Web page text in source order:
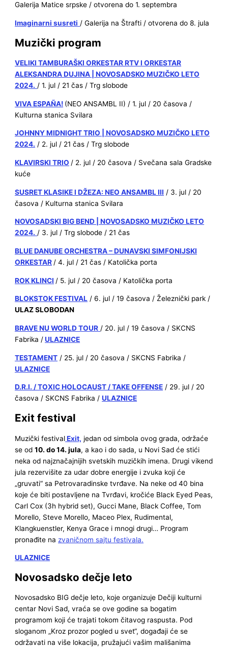
Galerija Matice srpske / otvorena do 1. septembra
Imaginarni susreti / Galerija na Štrafti / otvorena do 8. jula
Muzički program
VELIKI TAMBURAŠKI ORKESTAR RTV I ORKESTAR
ALEKSANDRA DUJINA | NOVOSADSKO MUZIČKO LETO
2024. / 1. jul / 21 čas / Trg slobode
VIVA ESPAÑA! (NEO ANSAMBL II) / 1. jul / 20 časova /
Kulturna stanica Svilara
JOHNNY MIDNIGHT TRIO | NOVOSADSKO MUZIČKO LETO
2024. / 2. jul / 21 čas / Trg slobode
KLAVIRSKI TRIO / 2. jul / 20 časova / Svečana sala Gradske
kuće
SUSRET KLASIKE I DŽEZA: NEO ANSAMBL III / 3. jul / 20
časova / Kulturna stanica Svilara
NOVOSADSKI BIG BEND | NOVOSADSKO MUZIČKO LETO
2024. / 3. jul / Trg slobode / 21 čas
BLUE DANUBE ORCHESTRA – DUNAVSKI SIMFONIJSKI
ORKESTAR / 4. jul / 21 čas / Katolička porta
ROK KLINCI / 5. jul / 20 časova / Katolička porta
BLOKSTOK FESTIVAL / 6. jul / 19 časova / Železnički park /
ULAZ SLOBODAN
BRAVE NU WORLD TOUR / 20. jul / 19 časova / SKCNS
Fabrika /ULAZNICE
TESTAMENT / 25. jul / 20 časova / SKCNS Fabrika /
ULAZNICE
D.R.I. / TOXIC HOLOCAUST / TAKE OFFENSE / 29. jul / 20
časova / SKCNS Fabrika /ULAZNICE
Exit festival
Muzički festivalExit, jedan od simbola ovog grada, održaće
se od10. do 14. jula, a kao i do sada, u Novi Sad će stići
neka od najznačajnijih svetskih muzičkih imena. Drugi vikend
jula rezervišite za udar dobre energije i zvuka koji će
„gruvati“ sa Petrovaradinske tvrđave. Na neke od 40 bina
koje će biti postavljene na Tvrđavi, kročiće Black Eyed Peas,
Carl Cox (3h hybrid set), Gucci Mane, Black Coffee, Tom
Morello, Steve Morello, Maceo Plex, Rudimental,
Klangkuenstler, Kenya Grace i mnogi drugi… Program
pronađite na zvaničnom sajtu festivala.
ULAZNICE
Novosadsko dečje leto
Novosadsko BIG dečje leto, koje organizuje Dečiji kulturni
centar Novi Sad, vraća se ove godine sa bogatim
programom koji će trajati tokom čitavog raspusta. Pod
sloganom „Kroz prozor pogled u svet“, događaji će se
održavati na više lokacija, pružajući vašim mališanima